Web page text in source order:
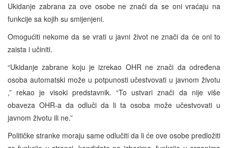
Ukidanje zabrana za ove osobe ne znači da se oni vraćaju na
funkcije sa kojih su smijenjeni.
Omogućiti nekome da se vrati u javni život ne znači da će oni to
zaista i učiniti.
“Ukidanje zabrane koju je izrekao OHR ne znači da određena
osoba automatski može u potpunosti učestvovati u javnom životu
,” rekao je visoki predstavnik. “To ustvari znači da nije više
obaveza OHR-a da odluči da li ta osoba može učestvovati u
javnom životu ili ne.”
Političke stranke moraju same odlučiti da li će ove osobe predložiti